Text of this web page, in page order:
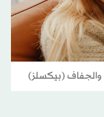
والجفاف (بيكسلز)